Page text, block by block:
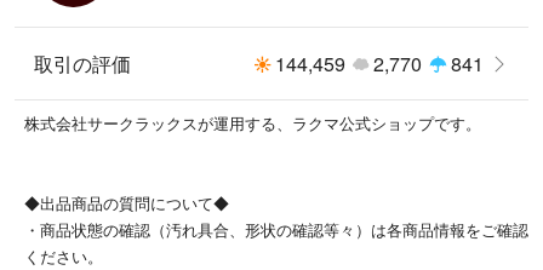
[製造番号・刻印]
[シリアル]
***
ショルダーストラップ、クロシェット
取引の評価 144,459 2,770 841
株式会社サークラックスが運用する、ラクマ公式ショップです。
◆出品商品の質問について◆
・商品状態の確認（汚れ具合、形状の確認等々）は各商品情報をご確認
ください。